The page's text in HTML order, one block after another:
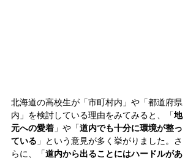
北海道の高校生が「市町村内」や「都道府県
内」を検討している理由をみてみると、「地
元への愛着 」や「道内でも十分に環境が整っ
ている 」という意見が多く挙がりました。さ
らに、「道内から出ることにはハードルがあ